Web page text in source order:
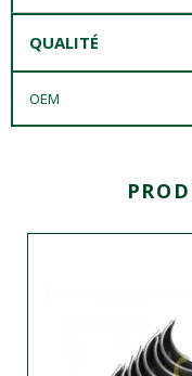
QUALITÉ
OEM